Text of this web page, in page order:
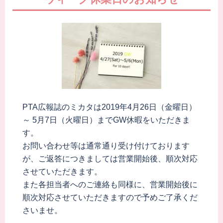
PTA広報誌のミカタは2019年4月26日（金曜日）
～ 5月7日（火曜日）までGW休暇をいただきま
す。
お問い合わせ等は通常通り受け付けております
が、ご返答につきましては営業開始後、順次対応
させていただきます。
また各担当者へのご連絡も同様に、営業開始後に
順次対応させていただきますので予めご了承くだ
さいませ。